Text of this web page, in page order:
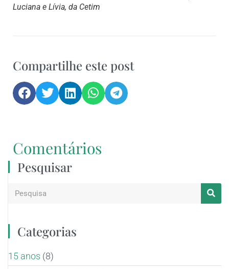
Luciana e Lívia, da Cetim
Compartilhe este post
Comentários
Pesquisar
Categorias
15 anos (8)